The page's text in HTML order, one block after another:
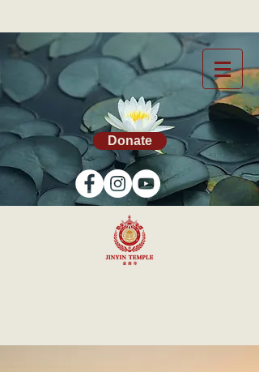
Donate